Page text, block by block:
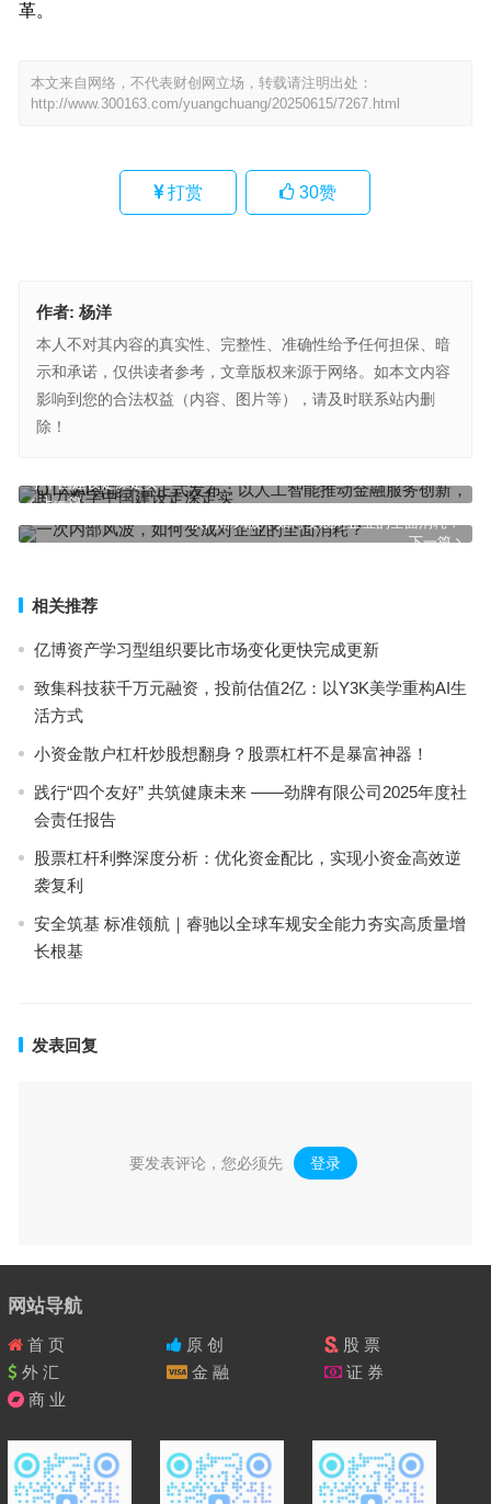
革。
本文来自网络，不代表财创网立场，转载请注明出处：
http://www.300163.com/yuangchuang/20250615/7267.html
打赏 30赞
作者: 杨洋
本人不对其内容的真实性、完整性、准确性给予任何担保、暗
示和承诺，仅供读者参考，文章版权来源于网络。如本文内容
影响到您的合法权益（内容、图片等），请及时联系站内删
除！
上一篇
字中国建设走深走实
下一篇
一次内部风波，如何变成对企业的全面消耗？
相关推荐
亿博资产学习型组织要比市场变化更快完成更新
致集科技获千万元融资，投前估值2亿：以Y3K美学重构AI生
活方式
小资金散户杠杆炒股想翻身？股票杠杆不是暴富神器！
践行“四个友好” 共筑健康未来 ——劲牌有限公司2025年度社
会责任报告
股票杠杆利弊深度分析：优化资金配比，实现小资金高效逆
袭复利
安全筑基 标准领航｜睿驰以全球车规安全能力夯实高质量增
长根基
发表回复
要发表评论，您必须先 登录 。
网站导航
首 页 原 创
股 票
外 汇
金 融
证 券
商 业